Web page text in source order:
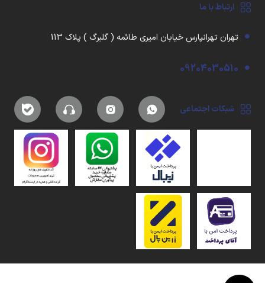
ارتباط با ما
تهران تهرانپارس خیابان امیری طائمه ( گلبرگ ) پلاک 113
09204030510
شبکات اجتماعی